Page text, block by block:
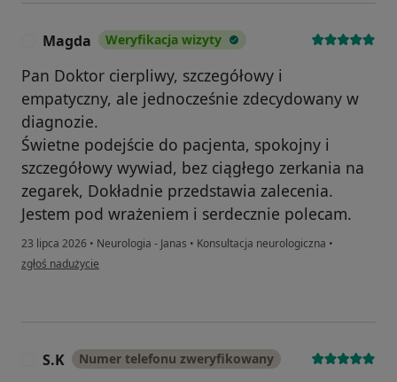
Magda Weryfikacja wizyty
Pan Doktor cierpliwy, szczegółowy i
empatyczny, ale jednocześnie zdecydowany w
diagnozie.
Świetne podejście do pacjenta, spokojny i
szczegółowy wywiad, bez ciągłego zerkania na
zegarek, Dokładnie przedstawia zalecenia.
Jestem pod wrażeniem i serdecznie polecam.
23 lipca 2026 • Neurologia - Janas • Konsultacja neurologiczna •
w opinii użytkownika Magda
zgłoś nadużycie
S.K Numer telefonu zweryfikowany